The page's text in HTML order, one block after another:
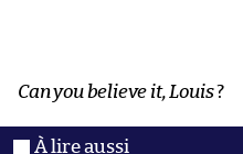
Can you believe it, Louis?